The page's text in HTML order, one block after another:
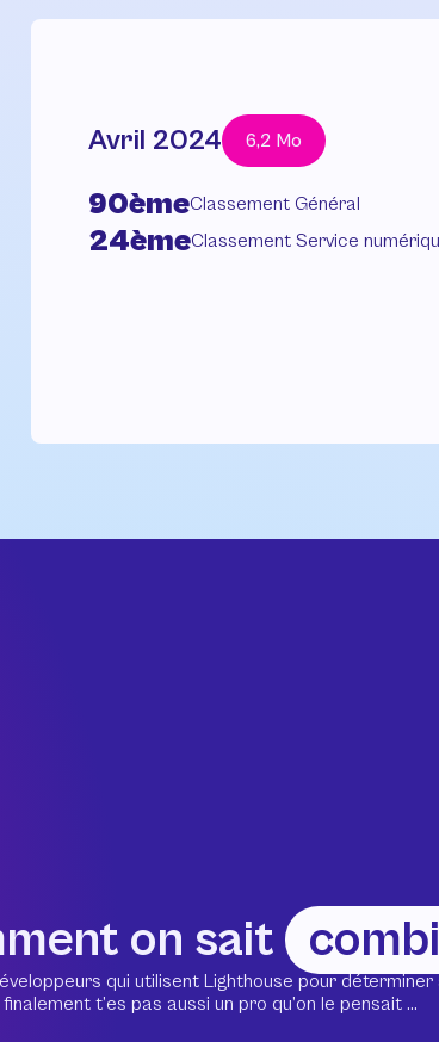
Avril 2024 6,2 Mo
90èmeClassement Général
24èmeClassement Service
on sait
qui utilisent Lighthouse pour
t’es pas aussi un pro qu’on le pensait ...